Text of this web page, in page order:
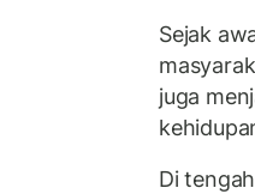
Sejak
juga
Di